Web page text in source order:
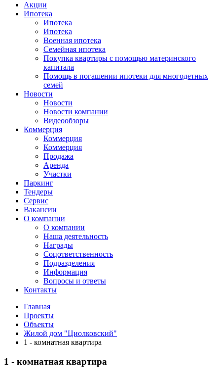
Акции
Ипотека
Ипотека
Ипотека
Военная ипотека
Семейная ипотека
Покупка квартиры с помощью материнского
капитала
Помощь в погашении ипотеки для многодетных
семей
Новости
Новости
Новости компании
Видеообзоры
Коммерция
Коммерция
Коммерция
Продажа
Аренда
Участки
Паркинг
Тендеры
Сервис
Вакансии
О компании
О компании
Наша деятельность
Награды
Соцответственность
Подразделения
Информация
Вопросы и ответы
Контакты
Главная
Проекты
Объекты
Жилой дом "Циолковский"
1 - комнатная квартира
1 - комнатная квартира